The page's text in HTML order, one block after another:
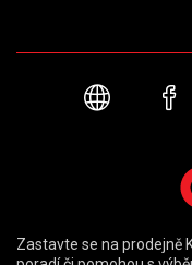
Zastavte se na prodejně